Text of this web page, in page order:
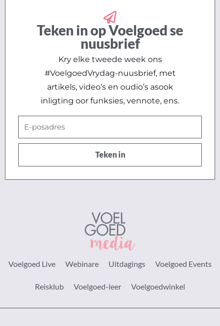
Teken in op Voelgoed se
nuusbrief
Kry elke tweede week ons
#VoelgoedVrydag-nuusbrief, met
artikels, video’s en oudio’s asook
inligting oor funksies, vennote, ens.
E-
posadres
Teken in
Voelgoed Live Webinare Uitdagings Voelgoed Events
Reisklub Voelgoed-leer Voelgoedwinkel